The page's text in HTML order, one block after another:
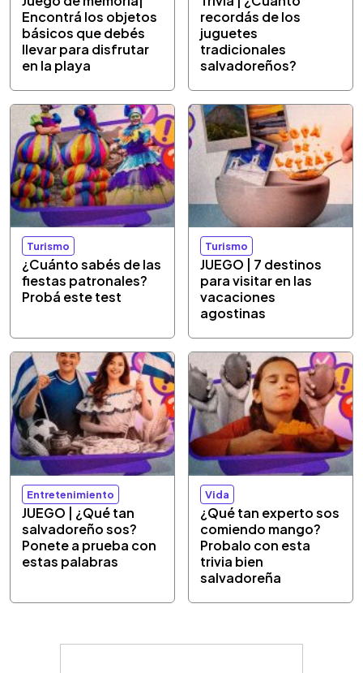
Encontrá los objetos
básicos que debés
llevar para disfrutar
en la playa
recordás de los
juguetes
tradicionales
salvadoreños?
Turismo
¿Cuánto sabés de las
fiestas patronales?
Probá este test
Turismo
JUEGO | 7 destinos
para visitar en las
vacaciones
agostinas
Entretenimiento
JUEGO | ¿Qué tan
salvadoreño sos?
Ponete a prueba con
estas palabras
Vida
¿Qué tan experto sos
comiendo mango?
Probalo con esta
trivia bien
salvadoreña